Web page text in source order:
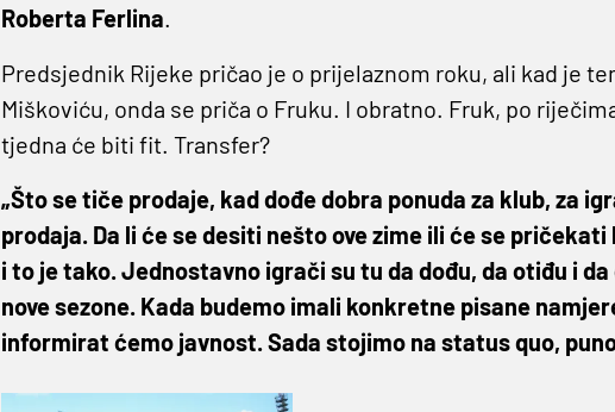
Roberta Ferlina.
Predsjednik Rijeke pričao je o prijelaznom roku, ali kad je
Miškoviću, onda se priča o Fruku. I obratno. Fruk, po
tjedna će biti fit. Transfer?
„Što se tiče prodaje, kad dođe dobra ponuda za klub, za
prodaja. Da li će se desiti nešto ove zime ili će se
i to je tako. Jednostavno igrači su tu da dođu, da otiđu i
nove sezone. Kada budemo imali konkretne pisane
informirat ćemo javnost. Sada stojimo na status quo,